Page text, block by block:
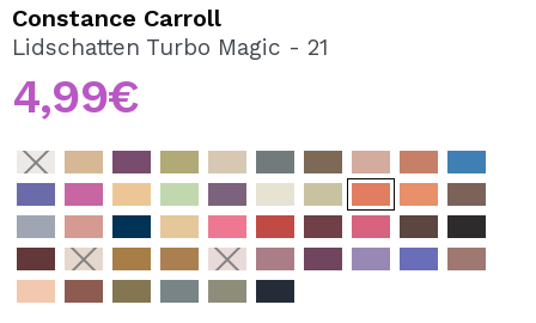
REGISTRIEREN
Durch die Erstellung eines Kontos bei Maquillalia.de
können Sie Ihre Einkäufe schnell tätigen, den Status Ihrer
einsehen.
BENUTZERKONTO ERSTELLEN
Constance Carroll
Lidschatten Turbo Magic - 21
4,99€